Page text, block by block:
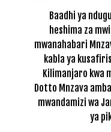
Baadhi ya
heshima za
mwanahabari
kabla ya
Kilimanjaro kwa
Dotto Mnzava
mwandamizi wa
ya